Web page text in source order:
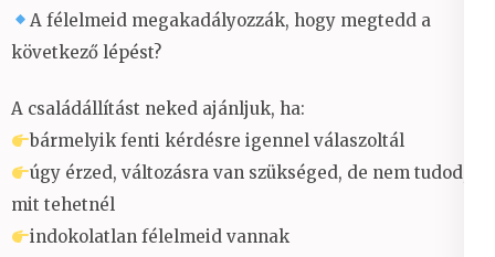
A félelmeid megakadályozzák, hogy megtedd a
következő lépést?
A családállítást neked ajánljuk, ha:
bármelyik fenti kérdésre igennel válaszoltál
úgy érzed, változásra van szükséged, de nem tudod,
mit tehetnél
indokolatlan félelmeid vannak